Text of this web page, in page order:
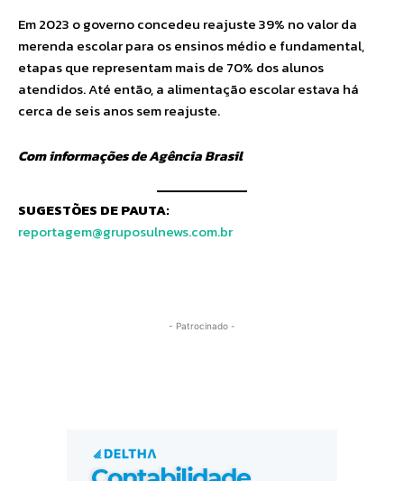
Em 2023 o governo concedeu reajuste 39% no valor da
merenda escolar para os ensinos médio e fundamental,
etapas que representam mais de 70% dos alunos
atendidos. Até então, a alimentação escolar estava há
cerca de seis anos sem reajuste.
Com informações de Agência Brasil
SUGESTÕES DE PAUTA:
reportagem@gruposulnews.com.br
- Patrocinado -